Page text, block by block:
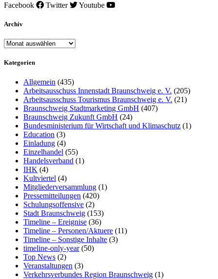
Facebook Twitter Youtube
Archiv
Archiv
Kategorien
Allgemein (435)
Arbeitsausschuss Innenstadt Braunschweig e. V. (205)
Arbeitsausschuss Tourismus Braunschweig e. V. (21)
Braunschweig Stadtmarketing GmbH (407)
Braunschweig Zukunft GmbH (24)
Bundesministerium für Wirtschaft und Klimaschutz (1)
Education (3)
Einladung (4)
Einzelhandel (55)
Handelsverband (1)
IHK (4)
Kultviertel (4)
Mitgliederversammlung (1)
Pressemitteilungen (420)
Schulungsoffensive (2)
Stadt Braunschweig (153)
Timeline – Ereignise (36)
Timeline – Personen/Aktuere (11)
Timeline – Sonstige Inhalte (3)
timeline-only-year(50)
Top News (2)
Veranstaltungen (3)
Verkehrsverbundes Region Braunschweig (1)